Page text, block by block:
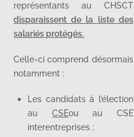
représentants au CHSCT
disparaissent de la liste des
salariés protégés.
Celle-ci comprend désormais
notamment :
Les candidats à l’élection
au CSEou au CSE
interentreprises ;